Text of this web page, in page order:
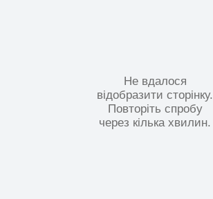
Не вдалося
відобразити сторінку.
Повторіть спробу
через кілька хвилин.